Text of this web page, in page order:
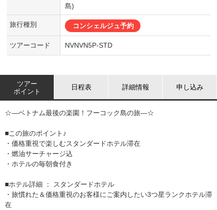
島)
旅行種別 コンシェルジュ予約
ツアーコード NVNVN5P-STD
ツアー
ポイント
日程表 詳細情報 申し込み
☆―ベトナム最後の楽園！フーコック島の旅―☆
■この旅のポイント♪
・価格重視で楽しむスタンダードホテル滞在
・燃油サーチャージ込
・ホテルの毎朝食付き
■ホテル詳細 ： スタンダードホテル
・旅慣れた＆価格重視のお客様にご案内したい3つ星ランクホテル滞
在